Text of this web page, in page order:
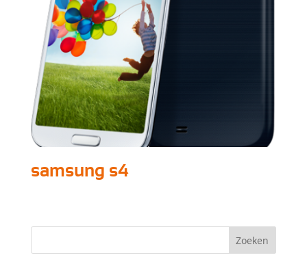
samsung s4